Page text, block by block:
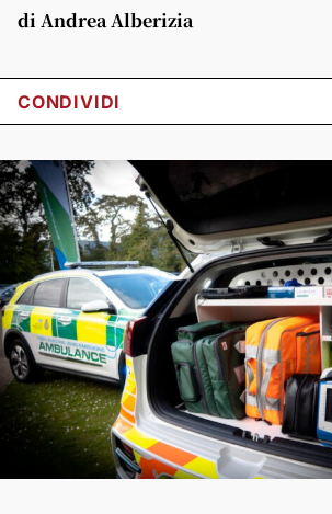
di Andrea Alberizia
CONDIVIDI